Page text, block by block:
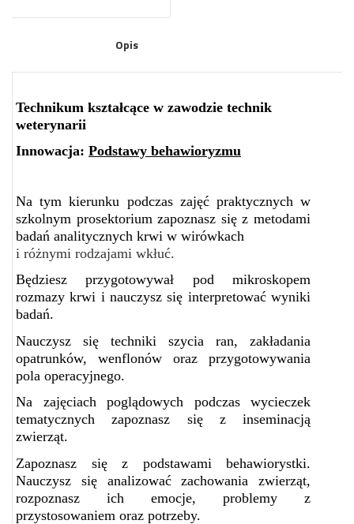
Opis
Technikum kształcące w zawodzie technik
weterynarii
Innowacja: Podstawy behawioryzmu
Na tym kierunku podczas zajęć praktycznych w
szkolnym prosektorium zapoznasz się z metodami
badań analitycznych krwi w wirówkach
i różnymi rodzajami wkłuć.
Będziesz przygotowywał pod mikroskopem
rozmazy krwi i nauczysz się interpretować wyniki
badań.
Nauczysz się techniki szycia ran, zakładania
opatrunków, wenflonów oraz przygotowywania
pola operacyjnego.
Na zajęciach poglądowych podczas wycieczek
tematycznych zapoznasz się z inseminacją
zwierząt.
Zapoznasz się z podstawami behawiorystki.
Nauczysz się analizować zachowania zwierząt,
rozpoznasz ich emocje, problemy z
przystosowaniem oraz potrzeby.